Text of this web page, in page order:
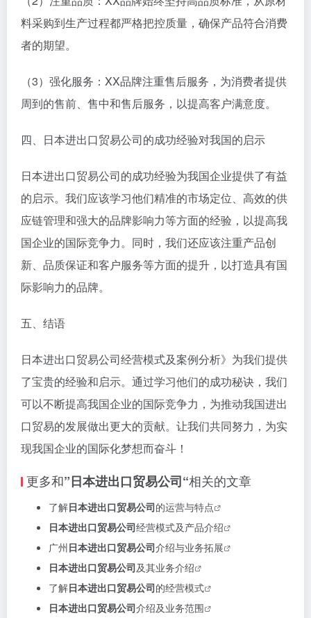
料采购到生产过程都严格把控质量，确保产品符合消费
者的期望。
（3）强化服务：XX品牌注重售后服务，为消费者提供
周到的售前、售中和售后服务，以提高客户满意度。
四、日本进出口贸易公司的成功经验对我国的启示
日本进出口贸易公司的成功经验为我国企业提供了有益
的启示。我们应该学习他们精准的市场定位、高效的供
应链管理和强大的品牌影响力等方面的经验，以提高我
国企业的国际竞争力。同时，我们还应该注重产品创
新、品质保证和客户服务等方面的提升，以打造具有国
际影响力的品牌。
五、结语
日本进出口贸易公司经营模式及案例分析》为我们提供
了宝贵的经验和启示。通过学习他们的成功秘诀，我们
可以不断提高我国企业的国际竞争力，为推动我国进出
口贸易的发展做出更大的贡献。让我们共同努力，为实
现我国企业的国际化梦想而奋斗！
更多和”日本进出口贸易公司“相关的文章
了解日本进出口贸易公司的运营与特点
日本进出口贸易公司经营模式及产品介绍
广州日本进出口贸易公司介绍与业务拓展
日本进出口贸易公司及其业务介绍
了解日本进出口贸易公司的经营模式
日本进出口贸易公司介绍及业务范围